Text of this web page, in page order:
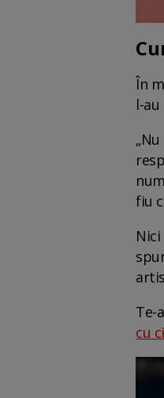
În
l-
fiu
Te-
cu